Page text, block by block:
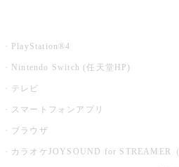
PlayStation®4
Nintendo Switch (任天堂HP)
テレビ
スマートフォンアプリ
ブラウザ
カラオケJOYSOUND for STREAMER（